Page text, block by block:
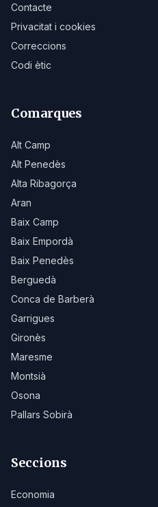
Contacte
Privacitat i cookies
Correccions
Codi ètic
Comarques
Alt Camp
Alt Penedès
Alta Ribagorça
Aran
Baix Camp
Baix Empordà
Baix Penedès
Berguedà
Conca de Barberà
Garrigues
Gironès
Maresme
Montsià
Osona
Pallars Sobirà
Seccions
Economia